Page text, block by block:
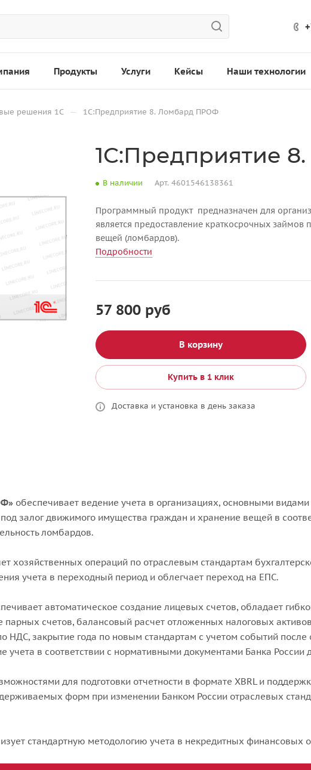
Продукты Услуги Кейсы Наши технологии
решения 1С — 1С:Предприятие 8. Ломбард ПРОФ
1С:Предприятие
В наличии Арт. 4601546138361
Программный продукт предназначен для
является предоставление краткосрочных
вещей (ломбардов).
Подробности
57 800 руб
В корзину
Купить в 1 клик
Доставка и установка в день заказа
обеспечивает ведение учета в организациях, основными
залог движимого имущества граждан и хранение вещей в
ломбардов.
хозяйственных операций по отраслевым стандартам
учета в переходный период и облегчает переход на ЕПС.
автоматическое создание лицевых счетов, обладает
парных счетов, балансовый расчет отложенных налоговых
НДС, закрытие года по новым стандартам с учетом событий
учета в соответствии с нормативными документами Банка
для подготовки отчетности в формате XBRL и
форм при изменении Банком России отраслевых
стандартную методологию учета в некредитных финансовых